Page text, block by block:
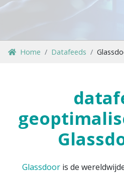
Home Datafeeds
Glassdoor is de
LOG IN